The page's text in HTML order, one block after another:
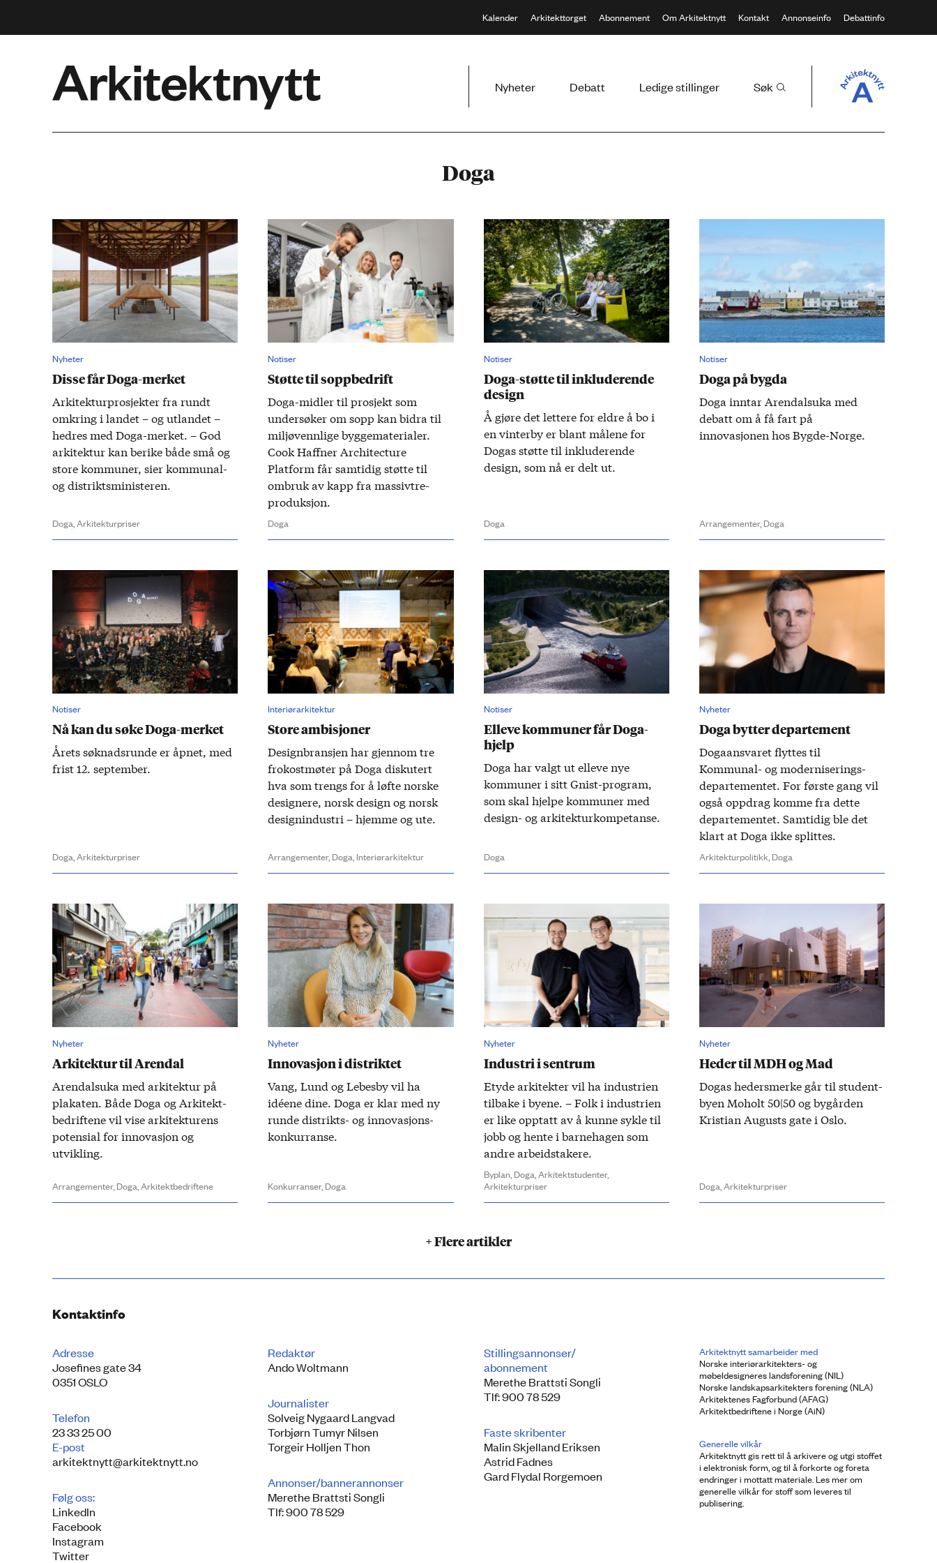
Kalender Arkitekttorget Abonnement Om Arkitektnytt Kontakt Annonseinfo Debattinfo
Nyheter
Debatt Ledige stillinger Søk
Doga
Nyheter
Disse får Doga-merket
Arkitektur­prosjekter fra rundt
omkring i landet – og ut­landet –
hedres med Doga-merket. – God
arkitektur kan be­rike både små og
store kommuner, sier kommunal-
og distrikts­ministeren.
Doga, Arkitekturpriser
Notiser
Støtte til soppbedrift
Doga-midler til prosjekt som
undersøker om sopp kan bidra til
miljøvennlige byggematerialer.
Cook Haffner Architecture
Platform får samtidig støtte til
ombruk av kapp fra massivtre-
produksjon.
Doga
Notiser
Doga-støtte til inkluderende
design
Å gjøre det lettere for eldre å bo i
en vinterby er blant målene for
Dogas støtte til inkluderende
design, som nå er delt ut.
Doga
Notiser
Doga på bygda
Doga inntar Arendalsuka med
debatt om å få fart på
innovasjonen hos Bygde-Norge.
Arrangementer, Doga
Notiser
Nå kan du søke Doga-merket
Årets søknadsrunde er åpnet, med
frist 12. september.
Doga,Arkitekturpriser
Interiørarkitektur
Store ambisjoner
Design­bransjen har gjennom tre
frokost­møter på Doga diskutert
hva som trengs for å løfte norske
designere, norsk design og norsk
design­industri – hjemme og ute.
Arrangementer, Doga, Interiørarkitektur
Notiser
Elleve kommuner får Doga-
hjelp
Doga har valgt ut elleve nye
kommuner i sitt Gnist-program,
som skal hjelpe kommuner med
design- og arkitekturkompetanse.
Doga
Nyheter
Doga bytter departement
Doga­­ansvaret flyttes til
Kommunal- og moderniserings­
departementet. For første gang vil
også opp­drag komme fra dette
departementet. Samtidig ble det
klart at Doga ikke splittes.
Arkitekturpolitikk, Doga
Nyheter
Arkitektur til Arendal
Arendals­uka med arkitektur på
plakaten. Både Doga og Arkitekt­
bedriftene vil vise arkitekturens
potensial for innovasjon og
utvikling.
Arrangementer, Doga, Arkitektbedriftene
Nyheter
Innovasjon i distriktet
​
Vang, Lund og Lebesby vil ha
idéene dine. Doga er klar med ny
runde distrikts- og innovasjons­
konkurranse.
Konkurranser, Doga
Nyheter
Industri i sentrum
Etyde arki­tekter vil ha indu­strien
tilbake i byene. – Folk i indu­strien
er like opptatt av å kunne sykle til
jobb og hente i barne­hagen som
andre arbeids­takere.​
Byplan, Doga, Arkitektstudenter,
Arkitekturpriser
Nyheter
Heder til MDH og Mad
Dogas heders­merke går til student­
byen Moholt 50|50 og by­gården
Kristian Augusts gate i Oslo.
Doga, Arkitekturpriser
+ Flere artikler
Kontaktinfo
Adresse
Josefines gate 34
0351 OSLO
Telefon
23 33 25 00
E-post
arkitektnytt@arkitektnytt.no
Følg oss:
LinkedIn
Facebook
Instagram
Twitter
Redaktør
Ando Woltmann
Journalister
Solveig Nygaard Langvad
Torbjørn Tumyr Nilsen
Torgeir Holljen Thon
Annonser/bannerannonser
Merethe Brattsti Songli
Tlf: 900 78 529
Stillingsannonser/
abonnement
Merethe Brattsti Songli
Tlf: 900 78 529
Faste skribenter
Malin Skjelland Eriksen
Astrid Fadnes
Gard Flydal Rorgemoen
Arkitektnytt samarbeider med
Norske interiørarkitekters- og
møbeldesigneres landsforening (NIL)
Norske landskapsarkitekters forening (NLA)
Arkitektenes Fagforbund (AFAG)
Arkitektbedriftene i Norge (AiN)
Generelle vilkår
Arkitektnytt gis rett til å arkivere og utgi stoffet
i elektronisk form, og til å forkorte og foreta
endringer i mottatt materiale. Les mer om
generelle vilkår for stoff som leveres til
publisering.